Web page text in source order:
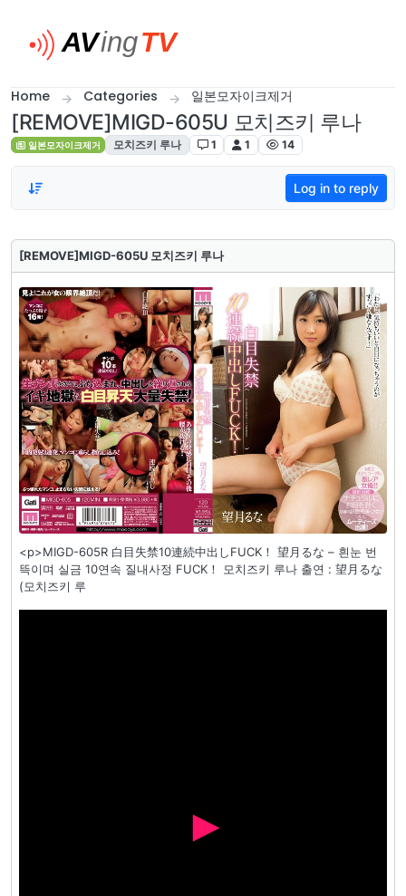
Home Categories 일본모자이크제거
[REMOVE]MIGD-605U 모치즈키 루나
일본모자이크제거 모치즈키 루나 1 1 14
Log in to reply
[REMOVE]MIGD-605U 모치즈키 루나
<p>MIGD-605R 白目失禁10連続中出しFUCK！ 望月るな – 흰눈 번
뜩이며 실금 10연속 질내사정 FUCK！ 모치즈키 루나 출연 : 望月るな
(모치즈키 루